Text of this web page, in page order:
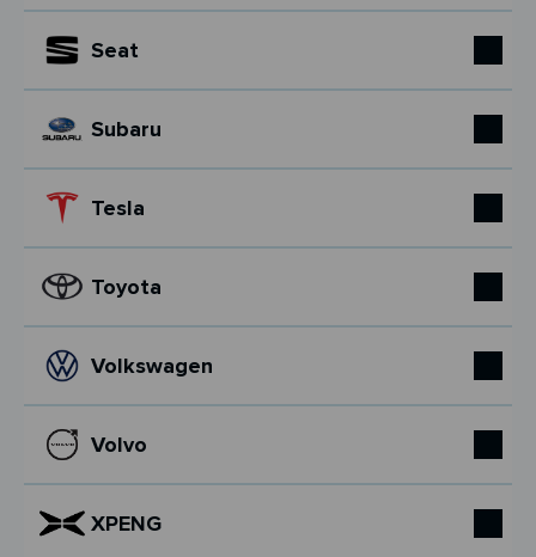
Seat
Subaru
Tesla
Toyota
Volkswagen
Volvo
XPENG